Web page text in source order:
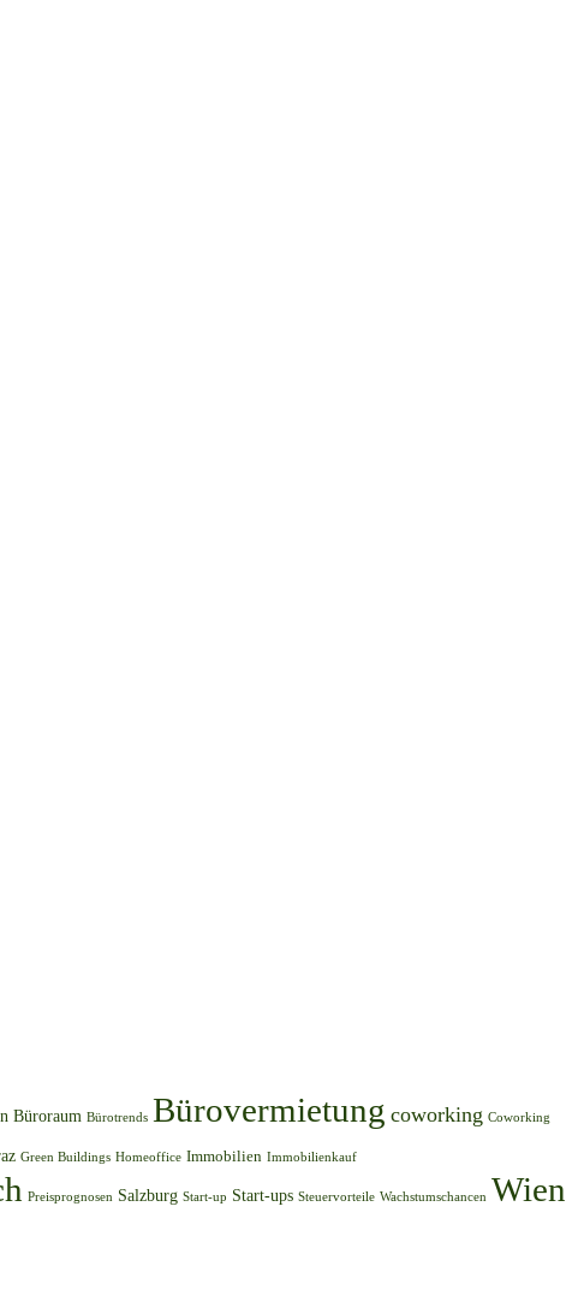
Büroraum Bürotrends Bürovermietung coworking Coworking
Green Buildings Homeoffice Immobilien Immobilienkauf
Preisprognosen Salzburg Start-up Start-ups Steuervorteile Wachstumschancen Wien